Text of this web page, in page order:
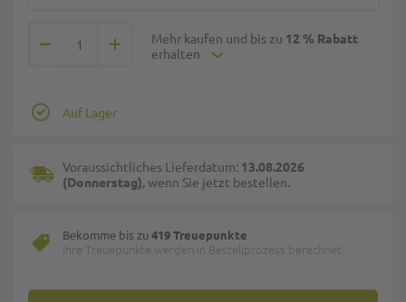
Mehr kaufen und bis zu 12 % Rabatt
erhalten
Auf Lager
Voraussichtliches Lieferdatum: 13.08.2026
(Donnerstag), wenn Sie jetzt bestellen.
Bekomme bis zu 419 Treuepunkte
Ihre Treuepunkte werden in Bestellprozess berechnet.